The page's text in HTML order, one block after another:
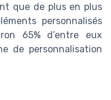
que de plus en plus
personnalisés
65% d’entre eux
de personnalisation